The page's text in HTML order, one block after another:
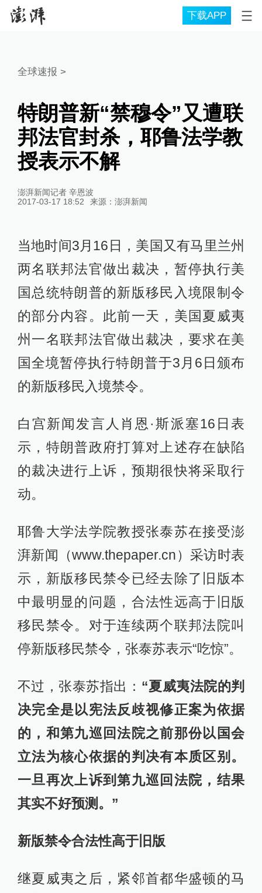
下载APP
全球速报 >
特朗普新“禁穆令”又遭联
邦法官封杀，耶鲁法学教
授表示不解
澎湃新闻记者 辛恩波
2017-03-17 18:52
来源： 澎湃新闻
当地时间3月16日，美国又有马里兰州
两名联邦法官做出裁决，暂停执行美
国总统特朗普的新版移民入境限制令
的部分内容。此前一天，美国夏威夷
州一名联邦法官做出裁决，要求在美
国全境暂停执行特朗普于3月6日颁布
的新版移民入境禁令。
白宫新闻发言人肖恩·斯派塞16日表
示，特朗普政府打算对上述存在缺陷
的裁决进行上诉，预期很快将采取行
动。
耶鲁大学法学院教授张泰苏在接受澎
湃新闻（www.thepaper.cn）采访时表
示，新版移民禁令已经去除了旧版本
中最明显的问题，合法性远高于旧版
移民禁令。对于连续两个联邦法院叫
停新版移民禁令，张泰苏表示“吃惊”。
不过，张泰苏指出： “夏威夷法院的判
决完全是以宪法反歧视修正案为依据
的，和第九巡回法院之前那份以国会
立法为核心依据的判决有本质区别。
一旦再次上诉到第九巡回法院，结果
其实不好预测。”
新版禁令合法性高于旧版
继夏威夷之后，紧邻首都华盛顿的马